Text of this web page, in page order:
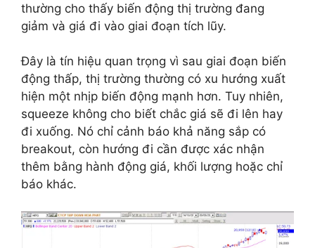
thường cho thấy biến động thị trường đang
giảm và giá đi vào giai đoạn tích lũy.
Đây là tín hiệu quan trọng vì sau giai đoạn biến
động thấp, thị trường thường có xu hướng xuất
hiện một nhịp biến động mạnh hơn. Tuy nhiên,
squeeze không cho biết chắc giá sẽ đi lên hay
đi xuống. Nó chỉ cảnh báo khả năng sắp có
breakout, còn hướng đi cần được xác nhận
thêm bằng hành động giá, khối lượng hoặc chỉ
báo khác.